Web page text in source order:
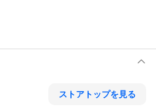
ストアトップを見る